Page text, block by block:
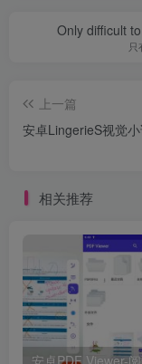
Only difficult
只
上一篇
安卓LingerieS视觉
相关推荐